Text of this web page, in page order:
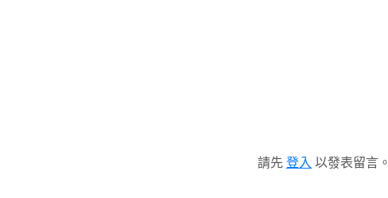
請先 登入 以發表留言。